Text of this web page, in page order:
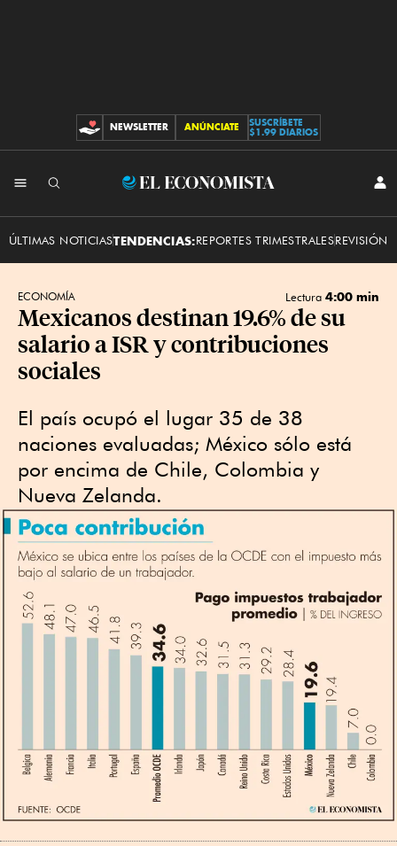
CONTRIBUCIONES
NEWSLETTER ANÚNCIATE
SUSCRÍBETE
$1.99 DIARIOS
El
ÚLTIMAS NOTICIASTENDENCIAS:REPORTES TRIMESTRALESREVISIÓN
ECONOMÍA Lectura 4:00 min
Mexicanos destinan 19.6% de su
salario a ISR y contribuciones
sociales
El país ocupó el lugar 35 de 38
naciones evaluadas; México sólo está
por encima de Chile, Colombia y
Nueva Zelanda.